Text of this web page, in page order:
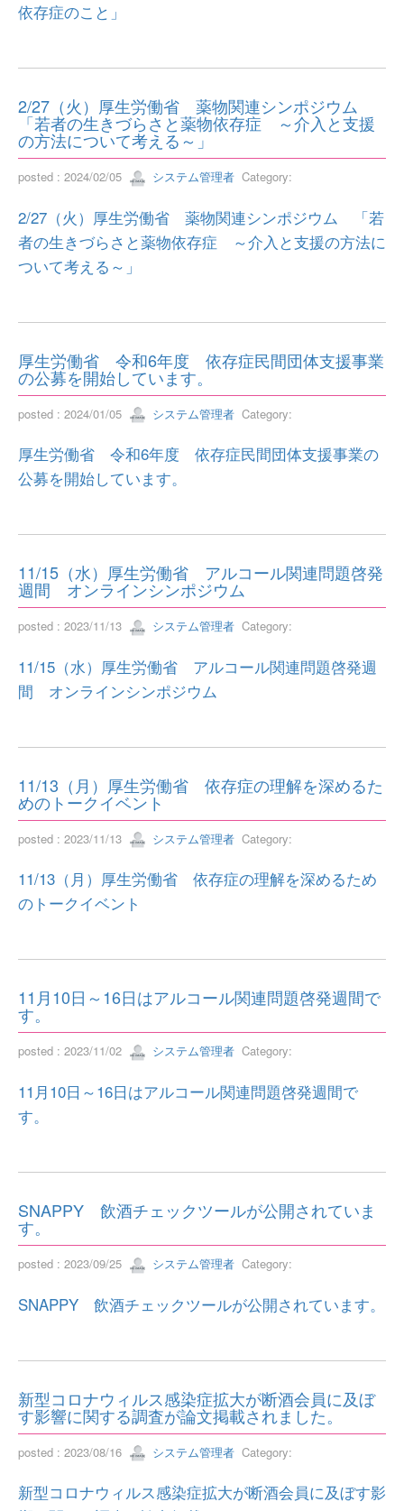
依存症のこと」
2/27（火）厚生労働省 薬物関連シンポジウム
「若者の生きづらさと薬物依存症 ～介入と支援
の方法について考える～」
posted : 2024/02/05 システム管理者 Category:
2/27（火）厚生労働省 薬物関連シンポジウム 「若
者の生きづらさと薬物依存症 ～介入と支援の方法に
ついて考える～」
厚生労働省 令和6年度 依存症民間団体支援事業
の公募を開始しています。
posted : 2024/01/05 システム管理者 Category:
厚生労働省 令和6年度 依存症民間団体支援事業の
公募を開始しています。
11/15（水）厚生労働省 アルコール関連問題啓発
週間 オンラインシンポジウム
posted : 2023/11/13 システム管理者 Category:
11/15（水）厚生労働省 アルコール関連問題啓発週
間 オンラインシンポジウム
11/13（月）厚生労働省 依存症の理解を深めるた
めのトークイベント
posted : 2023/11/13 システム管理者 Category:
11/13（月）厚生労働省 依存症の理解を深めるため
のトークイベント
11月10日～16日はアルコール関連問題啓発週間で
す。
posted : 2023/11/02 システム管理者 Category:
11月10日～16日はアルコール関連問題啓発週間で
す。
SNAPPY 飲酒チェックツールが公開されていま
す。
posted : 2023/09/25 システム管理者 Category:
SNAPPY 飲酒チェックツールが公開されています。
新型コロナウィルス感染症拡大が断酒会員に及ぼ
す影響に関する調査が論文掲載されました。
posted : 2023/08/16 システム管理者 Category:
新型コロナウィルス感染症拡大が断酒会員に及ぼす影